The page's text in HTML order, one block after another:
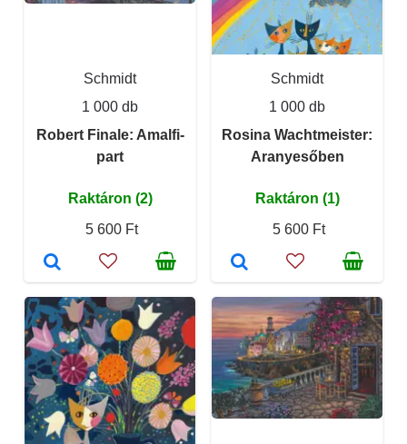
Schmidt
1 000 db
Robert Finale: Amalfi-
part
Raktáron (2)
5 600 Ft
Schmidt
1 000 db
Rosina Wachtmeister:
Aranyesőben
Raktáron (1)
5 600 Ft